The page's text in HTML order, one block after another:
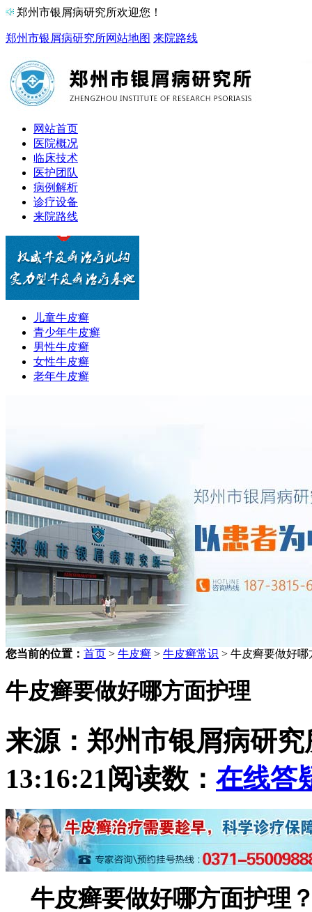
郑州市银屑病研究所欢迎您！
郑州市银屑病研究所网站地图 来院路线
网站首页
医院概况
临床技术
医护团队
病例解析
诊疗设备
来院路线
儿童牛皮癣
青少年牛皮癣
男性牛皮癣
女性牛皮癣
老年牛皮癣
您当前的位置： 首页 > 牛皮癣 > 牛皮癣常识 > 牛皮癣要做好哪
牛皮癣要做好哪方面护理
来源：郑州市银屑病研究
13:16:21阅读数： 在线答
牛皮癣要做好哪方面护理